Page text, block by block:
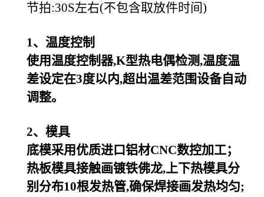
节拍:30S左右(不包含取放件时间)
1、温度控制
使用温度控制器,K型热电偶检测,温度温
差设定在3度以内,超出温差范围设备自动
调整。
2、模具
底模采用优质进口铝材CNC数控加工；
热板模具接触画镀铁佛龙,上下热模具分
别分布10根发热管,确保焊接画发热均匀;